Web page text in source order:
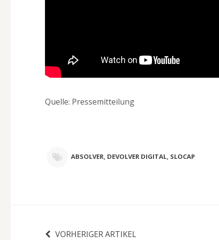
Quelle: Pressemitteilung
ABSOLVER, DEVOLVER DIGITAL, SLOCAP
VORHERIGER ARTIKEL